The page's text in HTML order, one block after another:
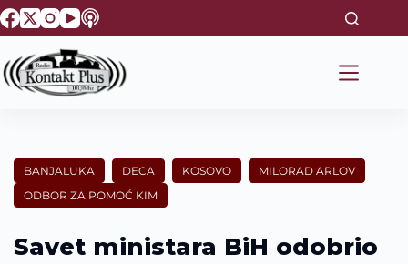
S
k
p
t
n
BANJALUKA DECA KOSOVO
MILORAD ARLOV
ODBOR ZA POMOĆ KIM
Savet ministara BiH odobrio